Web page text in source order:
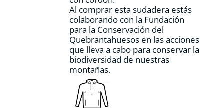
Al comprar esta sudadera estás
colaborando con la Fundación
para la Conservación del
Quebrantahuesos en las acciones
que lleva a cabo para conservar la
biodiversidad de nuestras
montañas.